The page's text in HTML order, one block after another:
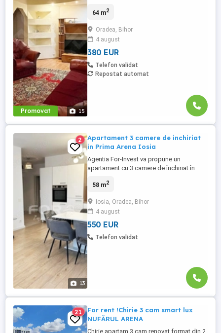
Promovat 15
afla la etajul 5 al unui bloc cu 9 etaje si lift,
Transilvaniei. Apartamentul este
decomandat si masoara o suprafata utila
de 64 mp compus din ...
64 m2
Oradea, Bihor
4 august
380 EUR
Telefon validat
Repostat automat
13
2
Apartament 3 camere de inchiriat
in Prima Arena Iosia
Agentia For-Invest va propune un
apartament cu 3 camere de închiriat în
complexul Prima Arena din cartierul Ioșia,
atmosferă caldă, primitoare. Cu o
suprafață utilă de 58 mp, locuința este
decomandată și amplasată la etajul ...
58 m2
Iosia, Oradea, Bihor
4 august
550 EUR
Telefon validat
21
For rent !Chirie 3 cam smart lux
NUFĂRUL ARENA
Chirie apartam 3 cam renovat format din 2